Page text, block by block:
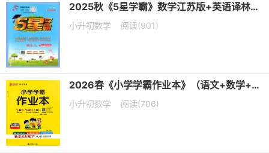
2025秋《5星学霸》数学江苏版+英语译林版PDF电子版下载
小升初数学 阅读(901)
2026春《小学学霸作业本》（语文+数学+英语）PDF电子版下载
小升初数学 阅读(706)